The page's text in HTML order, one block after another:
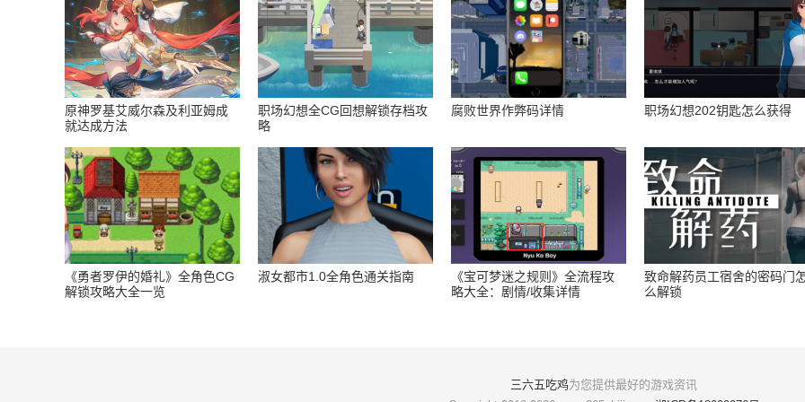
原神罗基艾威尔森及利亚姆成
就达成方法
职场幻想全CG回想解锁存档攻
略
腐败世界作弊码详情 职场幻想202钥匙怎么获得
《勇者罗伊的婚礼》全角色CG
解锁攻略大全一览
淑女都市1.0全角色通关指南
《宝可梦迷之规则》全流程攻
略大全：剧情/收集详情
致命解药员工宿舍的密码门
么解锁
三六五吃鸡为您提供最好的游戏资讯